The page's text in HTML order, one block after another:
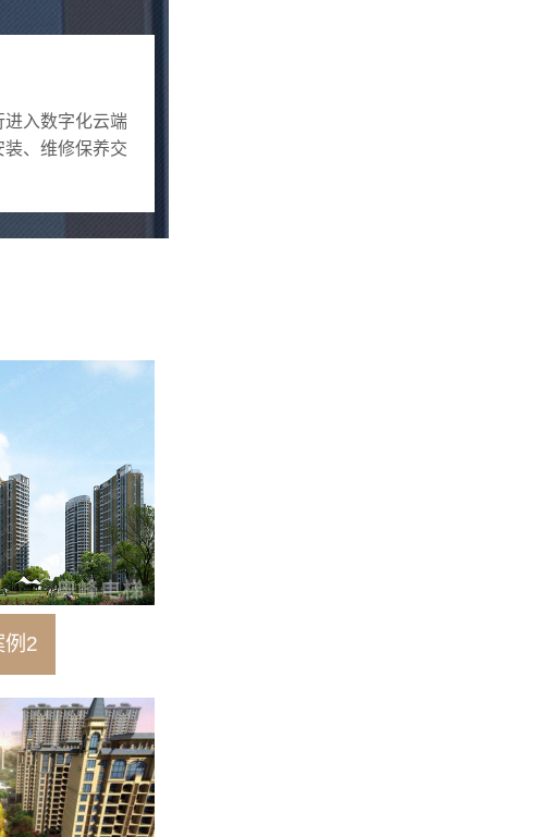
进入数字化云端
、维修保养交
例2